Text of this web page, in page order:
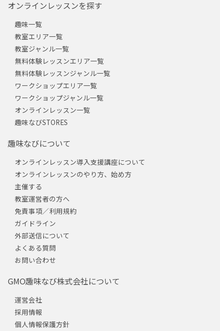
オンラインレッスンを探す
趣味一覧
教室エリア一覧
教室ジャンル一覧
無料体験レッスンエリア一覧
無料体験レッスンジャンル一覧
ワークショップエリア一覧
ワークショップジャンル一覧
オンラインレッスン一覧
趣味なびSTORES
趣味なびについて
オンラインレッスン導入支援講座について
オンラインレッスンのやり方、始め方
主催する
教室運営者の方へ
免責事項／利用規約
ガイドライン
外部送信について
よくある質問
お問い合わせ
GMO趣味なび株式会社について
運営会社
採用情報
個人情報保護方針